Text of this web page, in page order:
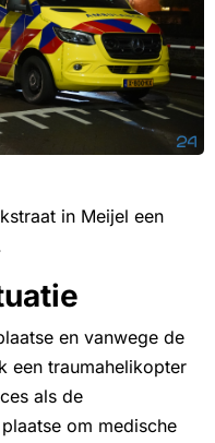
in Meijel een
en vanwege de
een traumahelikopter
als de
om medische